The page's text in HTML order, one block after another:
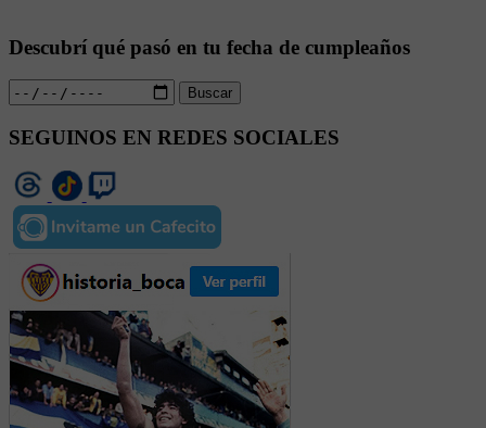
Descubrí qué pasó en tu fecha de cumpleaños
Buscar
SEGUINOS EN REDES SOCIALES